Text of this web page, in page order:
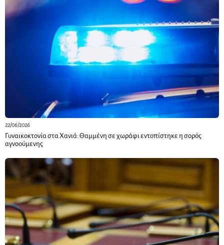
22/06/2026
Γυναικοκτονία στα Χανιά: Θαμμένη σε χωράφι εντοπίστηκε η σορός
αγνοούμενης